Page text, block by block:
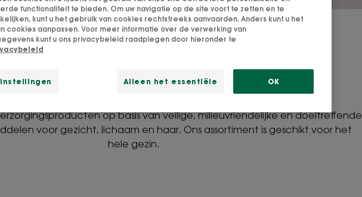
1 geneeskrachtige plant = 1
schoonheidsindicatie
op basis van veilige, milieuvriendelijke en doeltreffende
voor gezicht, lichaam en haar. Ons assortiment is geschikt voor het
hele gezin.
functionaliteit te bieden. Om uw navigatie op de site voort te zetten en te
kunt u het gebruik van cookies rechtstreeks aanvaarden. Anders kunt u het
cookies aanpassen. Voor meer informatie over de verwerking van
kunt u ons privacybeleid raadplegen door hieronder te
instellingen Alleen het essentiële OK